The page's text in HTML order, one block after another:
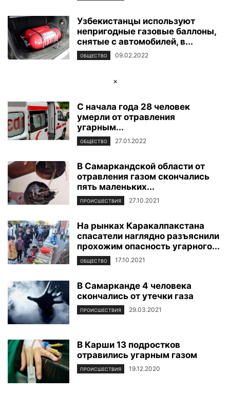
Узбекистанцы используют
непригодные газовые баллоны,
снятые с автомобилей, в...
ОБЩЕСТВО 09.02.2022
×
С начала года 28 человек
умерли от отравления
угарным...
ОБЩЕСТВО 27.01.2022
В Самаркандской области от
отравления газом скончались
пять маленьких...
ПРОИСШЕСТВИЯ 27.10.2021
На рынках Каракалпакстана
спасатели наглядно разъяснили
прохожим опасность угарного...
ОБЩЕСТВО 17.10.2021
В Самарканде 4 человека
скончались от утечки газа
ПРОИСШЕСТВИЯ 29.03.2021
В Карши 13 подростков
отравились угарным газом
ПРОИСШЕСТВИЯ 19.12.2020